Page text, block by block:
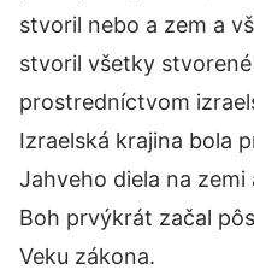
stvoril nebo a zem a
stvoril všetky
prostredníctvom
Izraelská krajina bola
Jahveho diela na
Boh prvýkrát začal
Veku zákona.